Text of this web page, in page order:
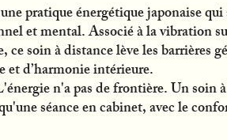
pratique énergétique japonaise
et mental. Associé à la vibration
ce soin à distance lève les barrières
et d’harmonie intérieure.
n'a pas de frontière. Un soin
séance en cabinet, avec le